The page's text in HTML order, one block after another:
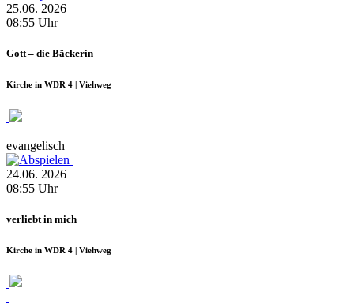
25.06. 2026
08:55 Uhr
Gott – die Bäckerin
Kirche in WDR 4 | Viehweg
evangelisch
24.06. 2026
08:55 Uhr
verliebt in mich
Kirche in WDR 4 | Viehweg